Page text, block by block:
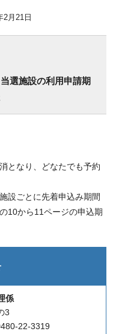
月21日
選施設の利用申請期
となり、どなたでも予約
設ごとに先着申込み期間
10から11ページの申込期
係
3
22-3319